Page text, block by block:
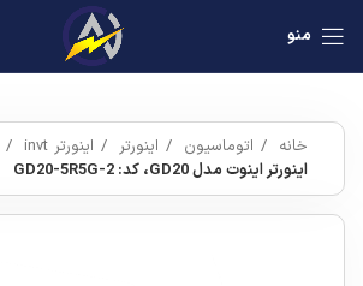
منو
خانه اتوماسیون اینورتر
اینورتر invt
اینورتر اینوت مدل GD20، کد: GD20-5R5G-2